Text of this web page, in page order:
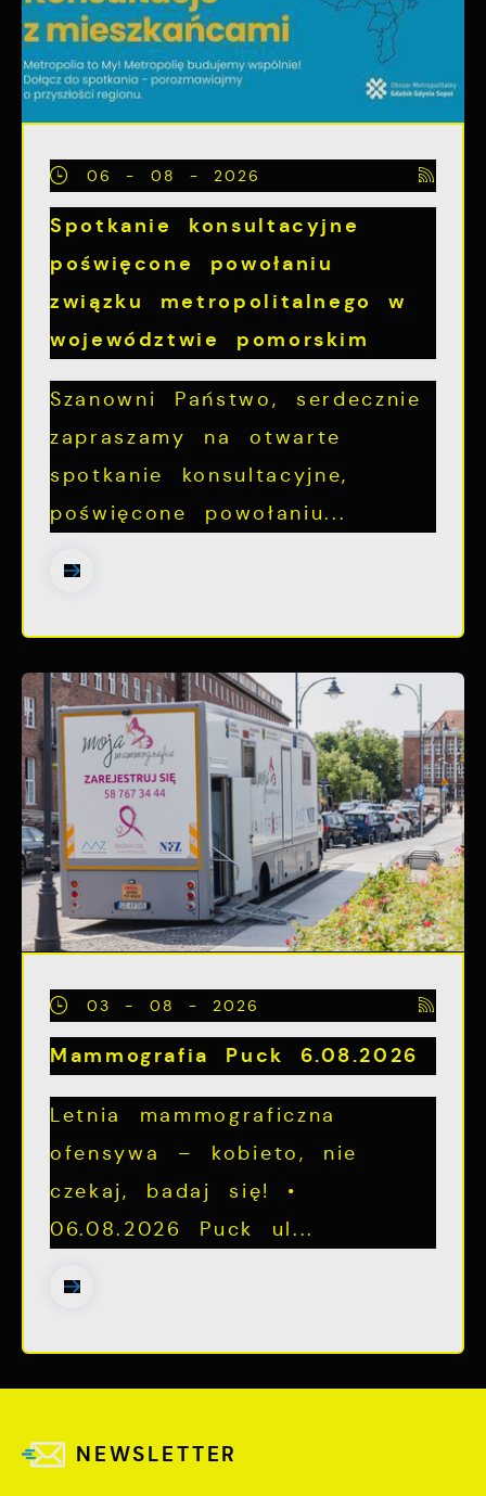
06 - 08 - 2026
Spotkanie konsultacyjne
poświęcone powołaniu
związku metropolitalnego w
województwie pomorskim
Szanowni Państwo, serdecznie
zapraszamy na otwarte
spotkanie konsultacyjne,
poświęcone powołaniu...
03 - 08 - 2026
Mammografia Puck 6.08.2026
Letnia mammograficzna
ofensywa – kobieto, nie
czekaj, badaj się! •
06.08.2026 Puck ul...
NEWSLETTER